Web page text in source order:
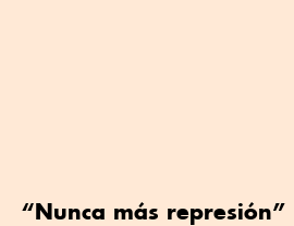
“Nunca más represión”